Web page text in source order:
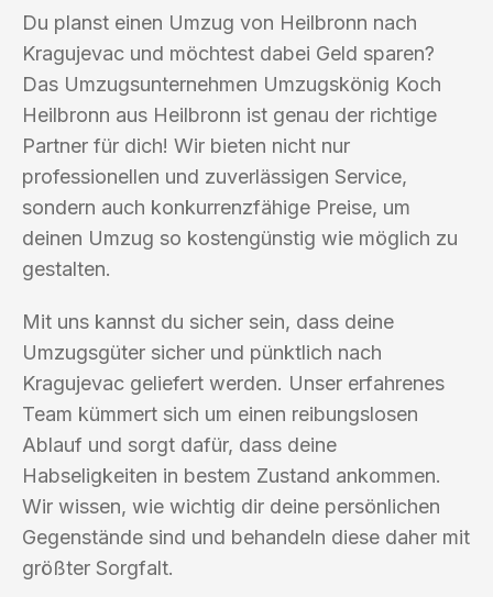
Du planst einen Umzug von Heilbronn nach
Kragujevac und möchtest dabei Geld sparen?
Das Umzugsunternehmen Umzugskönig Koch
Heilbronn aus Heilbronn ist genau der richtige
Partner für dich! Wir bieten nicht nur
professionellen und zuverlässigen Service,
sondern auch konkurrenzfähige Preise, um
deinen Umzug so kostengünstig wie möglich zu
gestalten.
Mit uns kannst du sicher sein, dass deine
Umzugsgüter sicher und pünktlich nach
Kragujevac geliefert werden. Unser erfahrenes
Team kümmert sich um einen reibungslosen
Ablauf und sorgt dafür, dass deine
Habseligkeiten in bestem Zustand ankommen.
Wir wissen, wie wichtig dir deine persönlichen
Gegenstände sind und behandeln diese daher mit
größter Sorgfalt.